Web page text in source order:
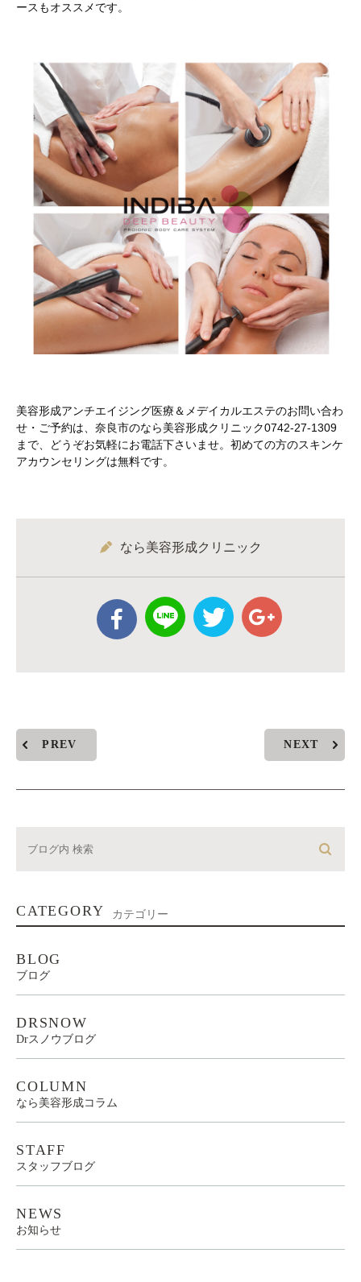
ースもオススメです。
美容形成アンチエイジング医療＆メデイカルエステのお問い合わ
せ・ご予約は、奈良市のなら美容形成クリニック0742-27-1309
まで、どうぞお気軽にお電話下さいませ。初めての方のスキンケ
アカウンセリングは無料です。
なら美容形成クリニック
PREV NEXT
CATEGORY カテゴリー
BLOG
ブログ
DRSNOW
Drスノウブログ
COLUMN
なら美容形成コラム
STAFF
スタッフブログ
NEWS
お知らせ